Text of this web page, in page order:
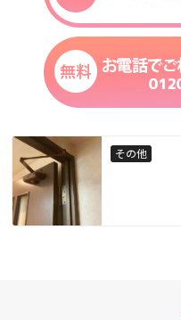
その他